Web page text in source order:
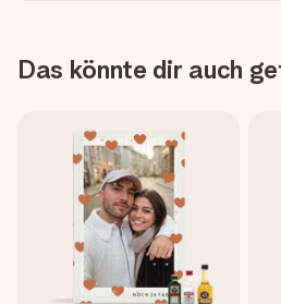
Das könnte dir auch